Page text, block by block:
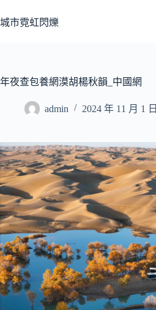
至
容
城市霓虹閃爍
年夜查包養網漠胡楊秋韻_中國網
admin 2024 年 11 月 1 日